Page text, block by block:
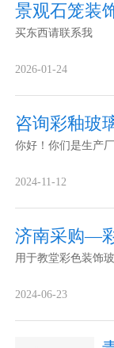
景观石笼装
买东西请联系我
2026-01-24
咨询彩釉玻
你好！你们是生产
2024-11-12
济南采购—
用于教堂彩色装饰
2024-06-23